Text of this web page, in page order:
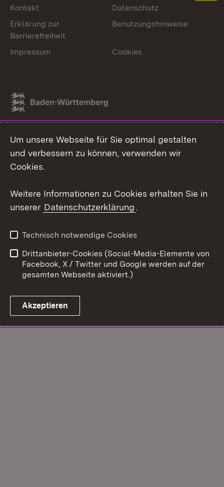
Link zum Landesportal
Kontakt
Datenschutz
Erklärung zur
Barrierefreiheit
Benutzungshinweise
Impressum Cookies
Um unsere Webseite für Sie optimal gestalten
und verbessern zu können, verwenden wir
Cookies.
Weitere Informationen zu Cookies erhalten Sie in
unserer Datenschutzerklärung.
Technisch notwendige Cookies
Drittanbieter-Cookies (Social-Media-Elemente von
Facebook, X / Twitter und Google werden auf der
gesamten Webseite aktiviert.)
Akzeptieren